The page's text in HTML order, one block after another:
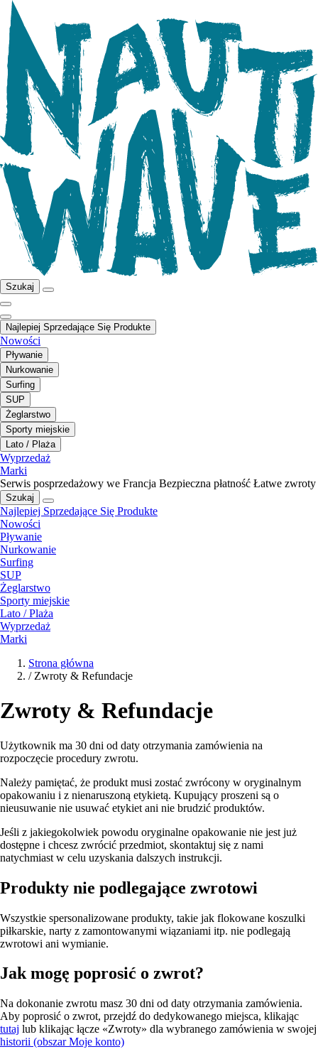
Szukaj
Najlepiej Sprzedające Się Produkte
Nowości
Pływanie
Nurkowanie
Surfing
SUP
Żeglarstwo
Sporty miejskie
Lato / Plaża
Wyprzedaż
Marki
Serwis posprzedażowy we Francja Bezpieczna płatność Łatwe zwroty
Szukaj
Najlepiej Sprzedające Się Produkte
Nowości
Pływanie
Nurkowanie
Surfing
SUP
Żeglarstwo
Sporty miejskie
Lato / Plaża
Wyprzedaż
Marki
Strona główna
/ Zwroty & Refundacje
Zwroty & Refundacje
Użytkownik ma 30 dni od daty otrzymania zamówienia na
rozpoczęcie procedury zwrotu.
Należy pamiętać, że produkt musi zostać zwrócony w oryginalnym
opakowaniu i z nienaruszoną etykietą. Kupujący proszeni są o
nieusuwanie nie usuwać etykiet ani nie brudzić produktów.
Jeśli z jakiegokolwiek powodu oryginalne opakowanie nie jest już
dostępne i chcesz zwrócić przedmiot, skontaktuj się z nami
natychmiast w celu uzyskania dalszych instrukcji.
Produkty nie podlegające zwrotowi
Wszystkie spersonalizowane produkty, takie jak flokowane koszulki
piłkarskie, narty z zamontowanymi wiązaniami itp. nie podlegają
zwrotowi ani wymianie.
Jak mogę poprosić o zwrot?
Na dokonanie zwrotu masz 30 dni od daty otrzymania zamówienia.
Aby poprosić o zwrot, przejdź do dedykowanego miejsca, klikając
tutaj lub klikając łącze «Zwroty» dla wybranego zamówienia w swojej
historii (obszar Moje konto)